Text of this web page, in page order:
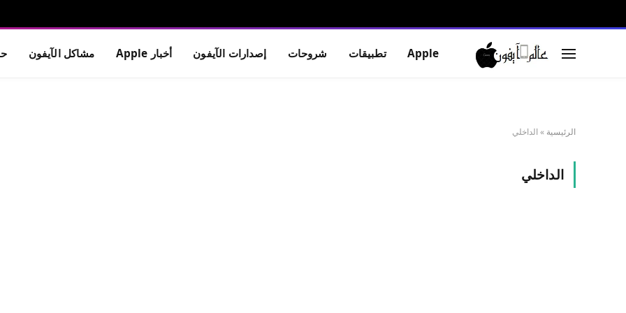
Apple تطبيقات شروحات إصدارات الآيفون أخبار Apple مشاكل الآيفون
الرئيسية » الداخلي
الداخلي